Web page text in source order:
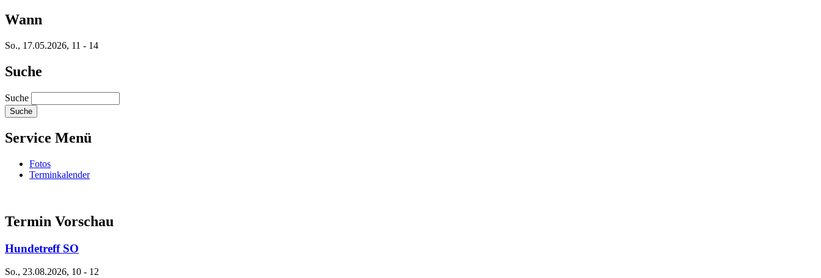
Wann
So., 17.05.2026, 11 - 14
Suche
Suche
Service Menü
Fotos
Terminkalender
Termin Vorschau
Hundetreff SO
So., 23.08.2026, 10 - 12